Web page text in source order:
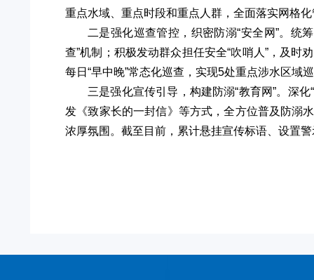
重点水域、重点时段和重点人群，全面落实网格
二是强化巡查管控，织密防溺“安全网”。统
查”机制；积极发动群众担任安全“吹哨人”，及
每日“早中晚”常态化巡查，实现5处重点涉水区域
三是强化宣传引导，构建防溺“教育网”。深
发《致家长的一封信》等方式，全方位普及防溺
浓厚氛围。截至目前，累计悬挂宣传标语、设置